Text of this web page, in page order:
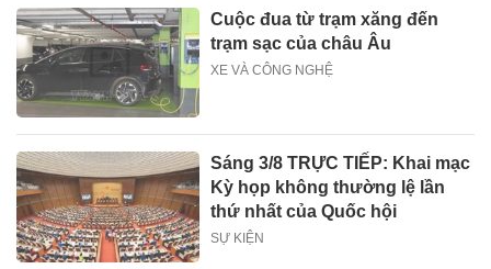
Cuộc đua từ trạm xăng đến
trạm sạc của châu Âu
XE VÀ CÔNG NGHỆ
Sáng 3/8 TRỰC TIẾP: Khai mạc
Kỳ họp không thường lệ lần
thứ nhất của Quốc hội
SỰ KIỆN